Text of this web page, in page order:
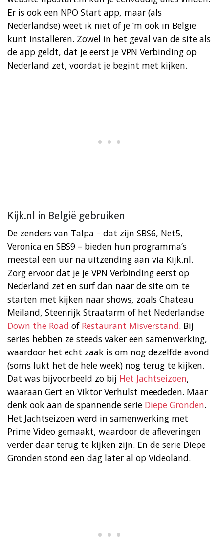
Er is ook een NPO Start app, maar (als
Nederlandse) weet ik niet of je ‘m ook in België
kunt installeren. Zowel in het geval van de site als
de app geldt, dat je eerst je VPN Verbinding op
Nederland zet, voordat je begint met kijken.
Kijk.nl in België gebruiken
De zenders van Talpa – dat zijn SBS6, Net5,
Veronica en SBS9 – bieden hun programma’s
meestal een uur na uitzending aan via Kijk.nl.
Zorg ervoor dat je je VPN Verbinding eerst op
Nederland zet en surf dan naar de site om te
starten met kijken naar shows, zoals Chateau
Meiland, Steenrijk Straatarm of het Nederlandse
Down the Road of Restaurant Misverstand. Bij
series hebben ze steeds vaker een samenwerking,
waardoor het echt zaak is om nog dezelfde avond
(soms lukt het de hele week) nog terug te kijken.
Dat was bijvoorbeeld zo bij Het Jachtseizoen,
waaraan Gert en Viktor Verhulst meededen. Maar
denk ook aan de spannende serie Diepe Gronden.
Het Jachtseizoen werd in samenwerking met
Prime Video gemaakt, waardoor de afleveringen
verder daar terug te kijken zijn. En de serie Diepe
Gronden stond een dag later al op Videoland.